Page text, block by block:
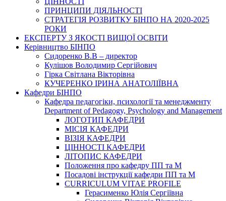
ПРИНЦИПИ ДІЯЛЬНОСТІ
СТРАТЕГІЯ РОЗВИТКУ БІНПО НА 2020-2025
РОКИ
ЕКСПЕРТУ З ЯКОСТІ ВИЩОЇ ОСВІТИ
Керівництво БІНПО
Сидоренко В.В – директор
Кулішов Володимир Сергійович
Гірка Світлана Вікторівна
КУЧЕРЕНКО ІРИНА АНАТОЛІЇВНА
Кафедри БІНПО
Кафедра педагогіки, психології та менеджменту
Department of Pedagogy, Psychology and Management
ЛОГОТИП КАФЕДРИ
МІСІЯ КАФЕДРИ
ВІЗІЯ КАФЕДРИ
ЦІННОСТІ КАФЕДРИ
ЛІТОПИС КАФЕДРИ
Положення про кафедру ПП та М
Посадові інструкції кафедри ПП та М
CURRICULUM VITAE PROFILE
Герасименко Юлія Сергіївна